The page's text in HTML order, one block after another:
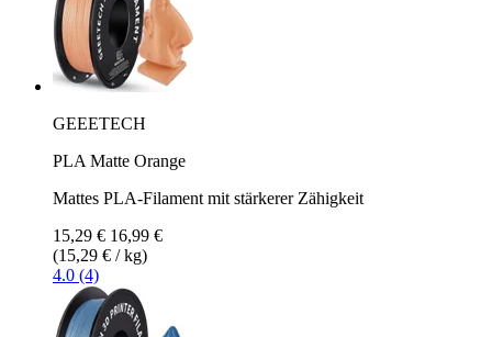
GEEETECH
PLA Matte Orange
Mattes PLA-Filament mit stärkerer Zähigkeit
15,29 € 16,99 €
(15,29 € / kg)
4.0 (4)